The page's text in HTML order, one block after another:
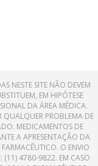
NESTE SITE NÃO DEVEM
EM HIPÓTESE
DA ÁREA MÉDICA.
QUALQUER PROBLEMA DE
MEDICAMENTOS DE
A APRESENTAÇÃO DA
O ENVIO
(11) 4780-9822. EM CASO